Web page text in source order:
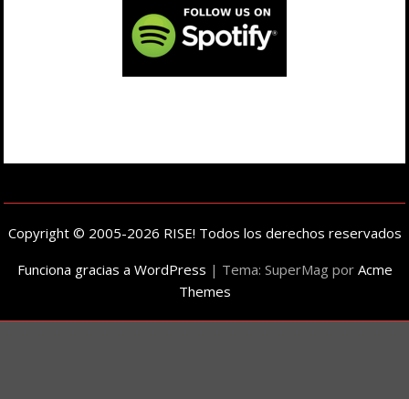
Copyright © 2005-2026 RISE! Todos los derechos reservados
Funciona gracias a WordPress | Tema: SuperMag por Acme
Themes